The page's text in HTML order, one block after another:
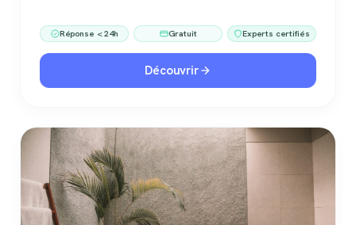
Réponse < 24h Gratuit Experts certifiés
Découvrir